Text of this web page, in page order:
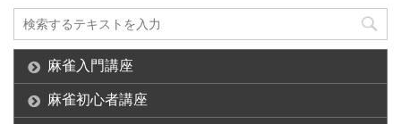
麻雀入門講座
麻雀初心者講座